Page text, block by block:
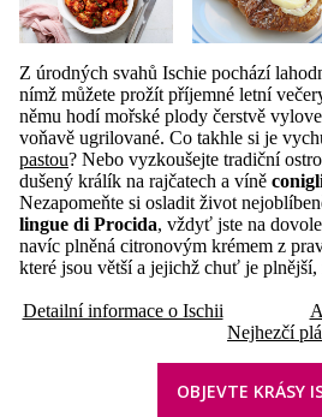
Z úrodných svahů Ischie pochází
nímž můžete prožít příjemné letní
němu hodí mořské plody čerstvě
voňavě ugrilované. Co takhle si je
pastou? Nebo vyzkoušejte tradiční
dušený králík na rajčatech a víně
Nezapomeňte si osladit život
lingue di Procida, vždyť jste na
navíc plněná citronovým krémem z
které jsou větší a jejichž chuť je
Detailní informace o Ischii
Nejhezčí
OBJEVTE KRÁSY